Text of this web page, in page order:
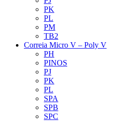
PK
PL
PM
TB2
Correia Micro V – Poly V
PH
PINOS
PJ
PK
PL
SPA
SPB
SPC